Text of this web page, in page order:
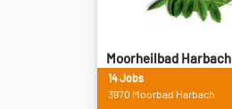
Moorheilbad Harbach
14 Jobs
3970 Moorbad Harbach